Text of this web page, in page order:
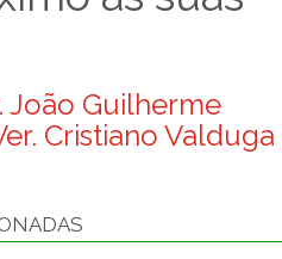
João Guilherme
Cristiano Valduga